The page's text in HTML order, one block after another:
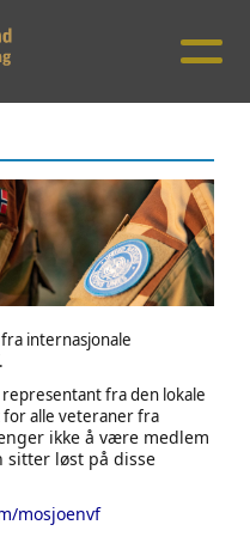
internasjonale
fra den lokale
for alle veteraner fra
ikke å være medlem
sitter løst på disse
mosjoenvf